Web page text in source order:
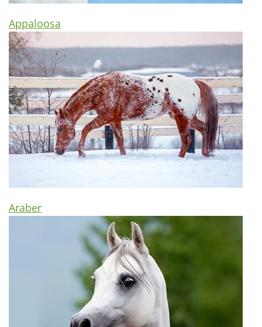
Appaloosa
Araber